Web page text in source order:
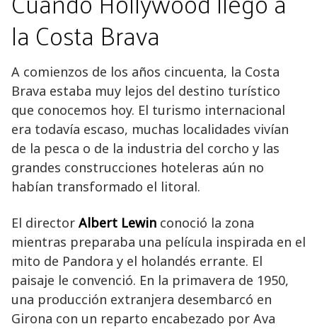
la Costa Brava
A comienzos de los años cincuenta, la Costa
Brava estaba muy lejos del destino turístico
que conocemos hoy. El turismo internacional
era todavía escaso, muchas localidades vivían
de la pesca o de la industria del corcho y las
grandes construcciones hoteleras aún no
habían transformado el litoral.
El director Albert Lewin conoció la zona
mientras preparaba una película inspirada en el
mito de Pandora y el holandés errante. El
paisaje le convenció. En la primavera de 1950,
una producción extranjera desembarcó en
Girona con un reparto encabezado por Ava